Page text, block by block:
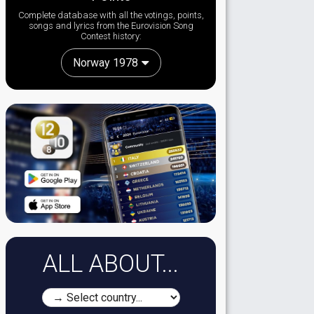
Complete database with all the votings, points,
songs and lyrics from the Eurovision Song
Contest history:
Norway 1978
ALL ABOUT...